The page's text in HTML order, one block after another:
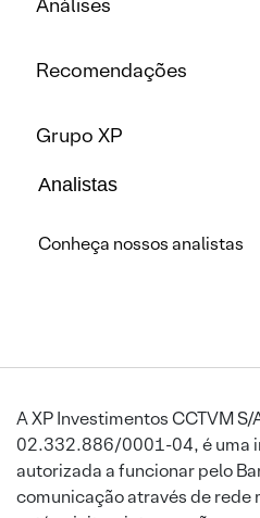
Análises
Recomendações
Grupo XP
Analistas
Conheça nossos analistas
A XP Investimentos CCTVM S/
02.332.886/0001-04, é uma
autorizada a funcionar pelo
comunicação através de